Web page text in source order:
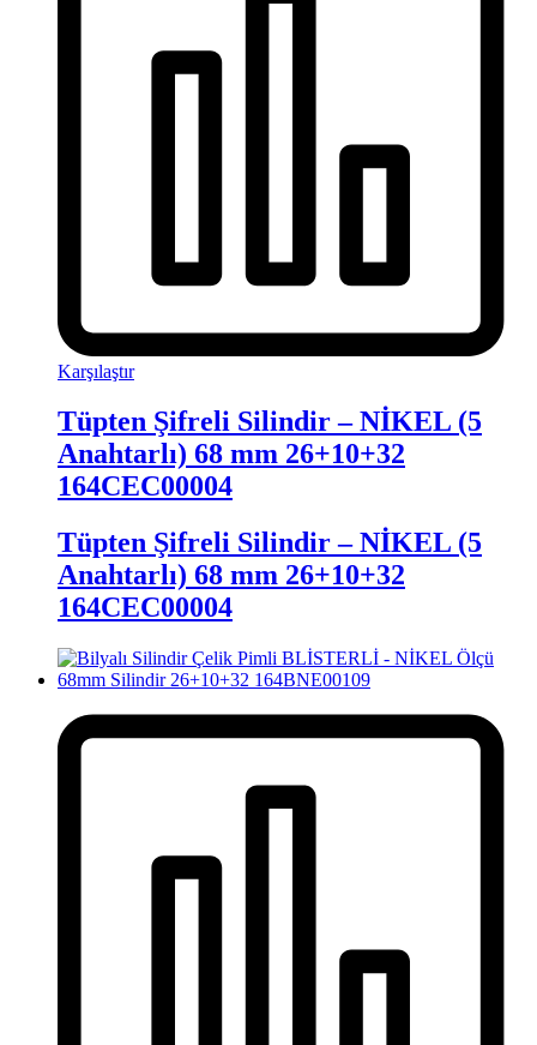
Karşılaştır
Tüpten Şifreli Silindir – NİKEL (5
Anahtarlı) 68 mm 26+10+32
164CEC00004
Tüpten Şifreli Silindir – NİKEL (5
Anahtarlı) 68 mm 26+10+32
164CEC00004